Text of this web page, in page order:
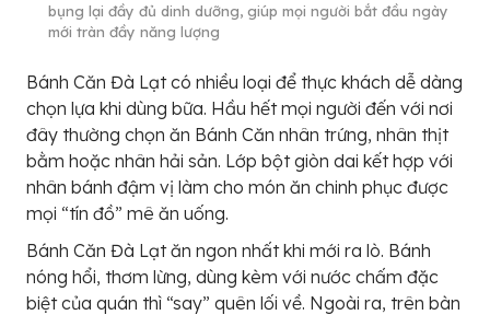
bụng lại đầy đủ dinh dưỡng, giúp mọi người bắt đầu ngày
mới tràn đầy năng lượng
Bánh Căn Đà Lạt có nhiều loại để thực khách dễ dàng
chọn lựa khi dùng bữa. Hầu hết mọi người đến với nơi
đây thường chọn ăn Bánh Căn nhân trứng, nhân thịt
bằm hoặc nhân hải sản. Lớp bột giòn dai kết hợp với
nhân bánh đậm vị làm cho món ăn chinh phục được
mọi “tín đồ” mê ăn uống.
Bánh Căn Đà Lạt ăn ngon nhất khi mới ra lò. Bánh
nóng hổi, thơm lừng, dùng kèm với nước chấm đặc
biệt của quán thì “say” quên lối về. Ngoài ra, trên bàn